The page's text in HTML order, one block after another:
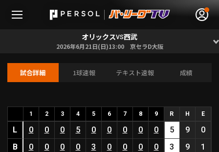
HOME
動画
オリックスVS西武
2026年6月21日(日)13:00 京セラD大阪
試合詳細 1球速報 テキスト速報 成績
1 2 3 4 5 6 7 8 9 R H E
L 0 0 0 5 0 0 0 0 0 5 9
0
B
0 0 0 0 3 0 0 0 0 3 9 1